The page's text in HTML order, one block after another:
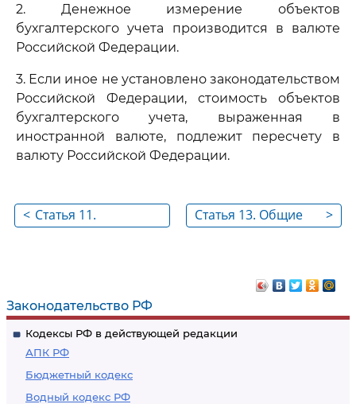
Законодательство РФ
Кодексы РФ в действующей редакции
АПК РФ
Бюджетный кодекс
Водный кодекс РФ
2. Денежное измерение объектов
бухгалтерского учета производится в валюте
Российской Федерации.
3. Если иное не установлено законодательством
Российской Федерации, стоимость объектов
бухгалтерского учета, выраженная в
иностранной валюте, подлежит пересчету в
валюту Российской Федерации.
< Статья 11.
>
Статья 13. Общие
(финансовой)
отчетности